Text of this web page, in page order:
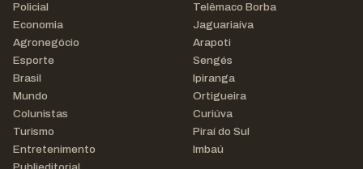
Policial
Economia
Agronegócio
Esporte
Brasil
Mundo
Colunistas
Turismo
Entretenimento
Telêmaco Borba
Jaguariaíva
Arapoti
Sengés
Ipiranga
Ortigueira
Curiúva
Piraí do Sul
Imbaú